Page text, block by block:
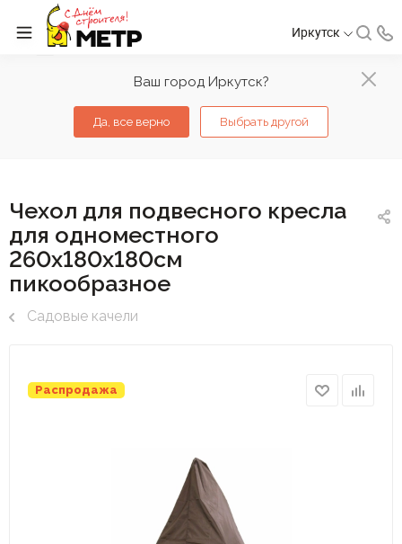
Ваш город Иркутск?
Да, все верно Выбрать другой
Иркутск
Чехол для подвесного кресла
для одноместного
260х180х180см
пикообразное
Садовые качели
Распродажа